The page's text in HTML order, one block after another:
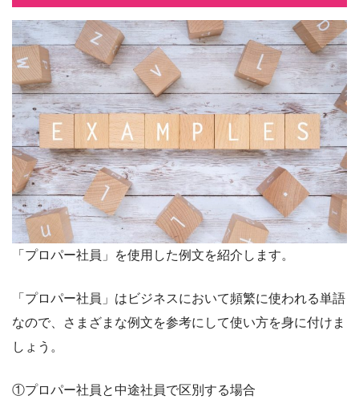
「プロパー社員」を使用した例文を紹介します。
「プロパー社員」はビジネスにおいて頻繁に使われる単語
なので、さまざまな例文を参考にして使い方を身に付けま
しょう。
①プロパー社員と中途社員で区別する場合